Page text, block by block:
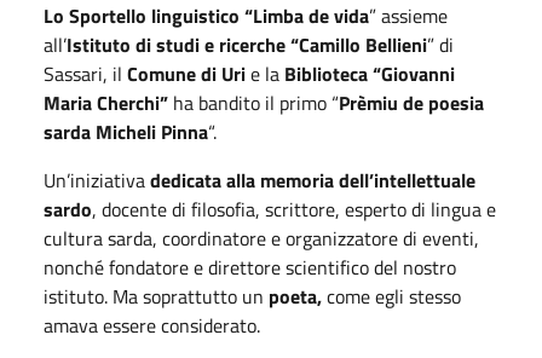
Lo Sportello linguistico “Limba de vida” assieme
all’Istituto di studi e ricerche “Camillo Bellieni” di
Sassari, il Comune di Urie la Biblioteca “Giovanni
Maria Cherchi” ha bandito il primo “Prèmiu de poesia
sarda Micheli Pinna“.
Un’iniziativadedicata alla memoria dell’intellettuale
sardo, docente di filosofia, scrittore, esperto di lingua e
cultura sarda, coordinatore e organizzatore di eventi,
nonché fondatore e direttore scientifico del nostro
istituto. Ma soprattutto un poeta,come egli stesso
amava essere considerato.